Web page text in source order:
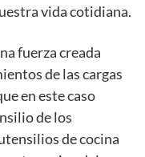
vida cotidiana.
fuerza creada
de las cargas
en este caso
de los
de cocina